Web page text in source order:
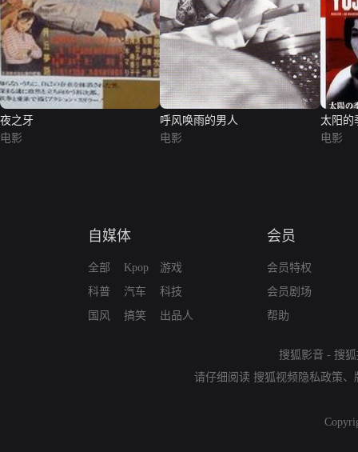
夜之牙
电影
呼风唤雨的男人
电影
太阳的
电影
自媒体
全部
科普
国风
Kpop
汽车
搞笑
游戏
科技
出品人
会员
会员特权
会员剧场
帮助
搜狐影音 - 搜
请仔细阅读 搜狐视频隐私政策、